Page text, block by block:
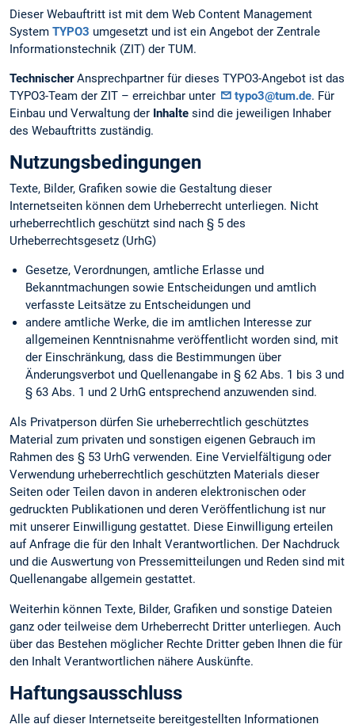
Dieser Webauftritt ist mit dem Web Content Management
System TYPO3 umgesetzt und ist ein Angebot der Zentrale
Informationstechnik (ZIT) der TUM.
TechnischerAnsprechpartner für dieses TYPO3-Angebot ist das
TYPO3-Team der ZIT – erreichbar unter
typo3@tum.de. Für
Einbau und Verwaltung der Inhalte sind die jeweiligen Inhaber
des Webauftritts zuständig.
Nutzungsbedingungen
Texte, Bilder, Grafiken sowie die Gestaltung dieser
Internetseiten können dem Urheberrecht unterliegen. Nicht
urheberrechtlich geschützt sind nach § 5 des
Urheberrechtsgesetz (UrhG)
Gesetze, Verordnungen, amtliche Erlasse und
Bekanntmachungen sowie Entscheidungen und amtlich
verfasste Leitsätze zu Entscheidungen und
andere amtliche Werke, die im amtlichen Interesse zur
allgemeinen Kenntnisnahme veröffentlicht worden sind, mit
der Einschränkung, dass die Bestimmungen über
Änderungsverbot und Quellenangabe in § 62 Abs. 1 bis 3 und
§ 63 Abs. 1 und 2 UrhG entsprechend anzuwenden sind.
Als Privatperson dürfen Sie urheberrechtlich geschütztes
Material zum privaten und sonstigen eigenen Gebrauch im
Rahmen des § 53 UrhG verwenden. Eine Vervielfältigung oder
Verwendung urheberrechtlich geschützten Materials dieser
Seiten oder Teilen davon in anderen elektronischen oder
gedruckten Publikationen und deren Veröffentlichung ist nur
mit unserer Einwilligung gestattet. Diese Einwilligung erteilen
auf Anfrage die für den Inhalt Verantwortlichen. Der Nachdruck
und die Auswertung von Pressemitteilungen und Reden sind mit
Quellenangabe allgemein gestattet.
Weiterhin können Texte, Bilder, Grafiken und sonstige Dateien
ganz oder teilweise dem Urheberrecht Dritter unterliegen. Auch
über das Bestehen möglicher Rechte Dritter geben Ihnen die für
den Inhalt Verantwortlichen nähere Auskünfte.
Haftungsausschluss
Alle auf dieser Internetseite bereitgestellten Informationen